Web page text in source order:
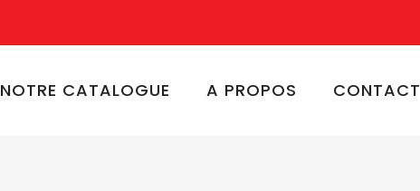
NOTRE CATALOGUE A PROPOS CONTACT